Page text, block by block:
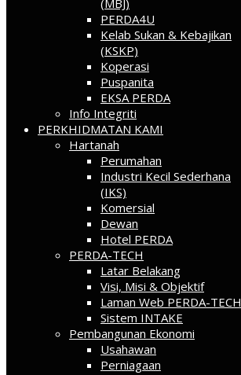
(MBJ)
PERDA4U
Kelab Sukan & Kebajikan
(KSKP)
Koperasi
Puspanita
EKSA PERDA
Info Integriti
PERKHIDMATAN KAMI
Hartanah
Perumahan
Industri Kecil Sederhana
(IKS)
Komersial
Dewan
Hotel PERDA
PERDA-TECH
Latar Belakang
Visi, Misi & Objektif
Laman Web PERDA-TECH
Sistem INTAKE
Pembangunan Ekonomi
Usahawan
Perniagaan